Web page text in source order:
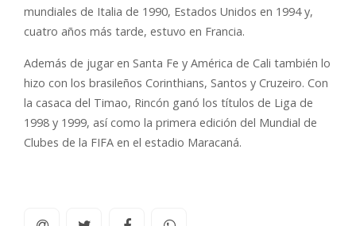
mundiales de Italia de 1990, Estados Unidos en 1994 y,
cuatro años más tarde, estuvo en Francia.
Además de jugar en Santa Fe y América de Cali también lo
hizo con los brasileños Corinthians, Santos y Cruzeiro. Con
la casaca del Timao, Rincón ganó los títulos de Liga de
1998 y 1999, así como la primera edición del Mundial de
Clubes de la FIFA en el estadio Maracaná.